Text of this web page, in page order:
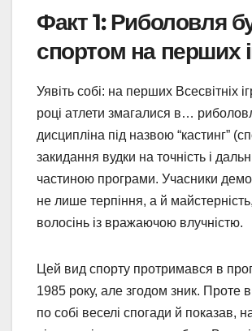
Факт 1: Риболовля
спортом на перших
Уявіть собі: на перших Всесвітніх
році атлети змагалися в…
дисципліна під назвою “кастинг”
закидання вудки на точність і
частиною програми. Учасники
не лише терпіння, а й
волосінь із вражаючою влучністю.
Цей вид спорту протримався в
1985 року, але згодом зник. Проте
по собі веселі спогади й показав,